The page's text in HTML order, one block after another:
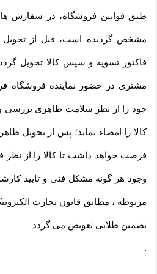
طبق قوانین فروشگاه، در سفارش
مشخص گردیده است، قبل از تحویل
فاکتور تسویه و سپس کالا تحویل
مشتری در حضور نماینده فروشگاه
خود را از نظر سلامت ظاهری
فرصت خواهد داشت تا کالا را از
وجود هر گونه مشکل فنی و تایید
تضمین طلایی تعویض می گردد
.